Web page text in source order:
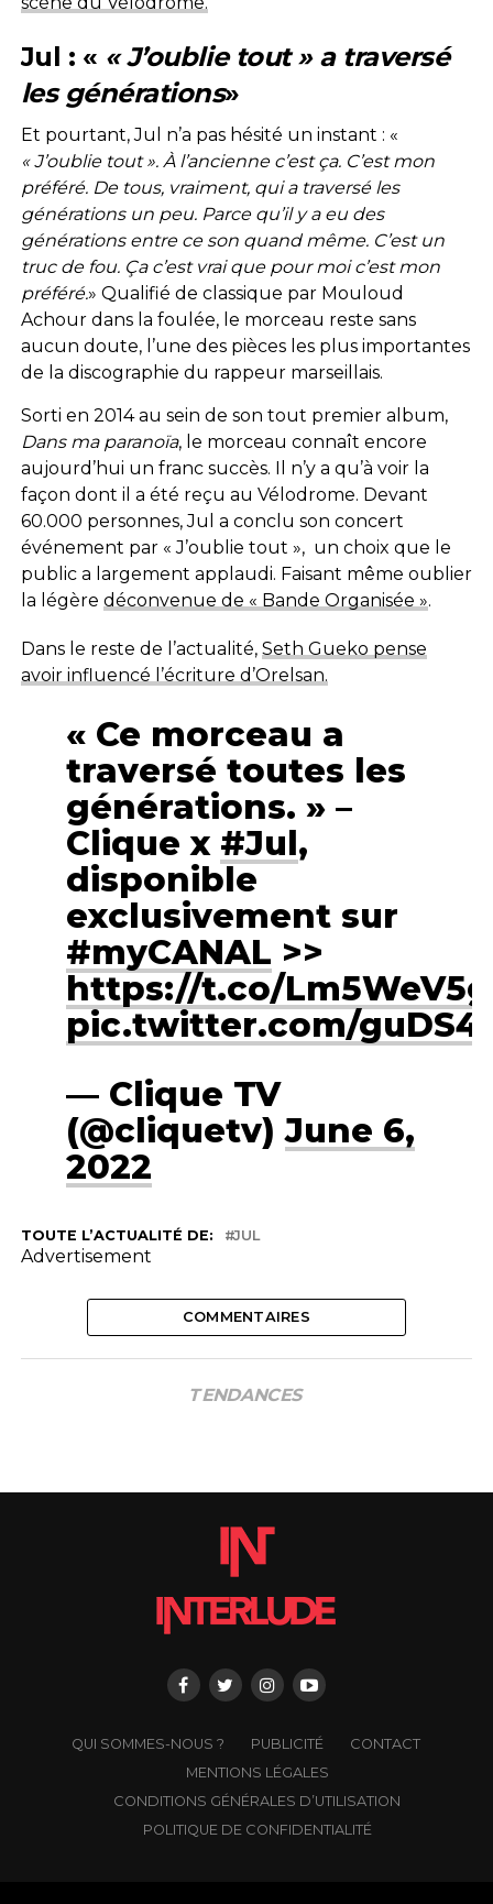
Jul : « « J’oublie tout » a traversé
les générations»
Et pourtant, Jul n’a pas hésité un instant : «
« J’oublie tout ». À l’ancienne c’est ça. C’est mon
préféré. De tous, vraiment, qui a traversé les
générations un peu. Parce qu’il y a eu des
générations entre ce son quand même. C’est un
truc de fou. Ça c’est vrai que pour moi c’est mon
préféré.» Qualifié de classique par Mouloud
Achour dans la foulée, le morceau reste sans
aucun doute, l’une des pièces les plus importantes
de la discographie du rappeur marseillais.
Sorti en 2014 au sein de son tout premier album,
Dans ma paranoïa, le morceau connaît encore
aujourd’hui un franc succès. Il n’y a qu’à voir la
façon dont il a été reçu au Vélodrome. Devant
60.000 personnes, Jul a conclu son concert
événement par « J’oublie tout », un choix que le
public a largement applaudi. Faisant même oublier
la légère déconvenue de « Bande Organisée ».
Dans le reste de l’actualité, Seth Gueko pense
avoir influencé l’écriture d’Orelsan.
« Ce morceau a
traversé toutes les
générations. » –
Clique x #Jul,
disponible
exclusivement sur
#myCANAL >>
https://t.co/
pic.twitter.com/
— Clique TV
(@cliquetv)June 6,
2022
TOUTE L’ACTUALITÉ DE: JUL
Advertisement
COMMENTAIRES
TENDANCES
QUI SOMMES-NOUS ? PUBLICITÉ
CONTACT
MENTIONS LÉGALES
CONDITIONS GÉNÉRALES D’UTILISATION
POLITIQUE DE CONFIDENTIALITÉ